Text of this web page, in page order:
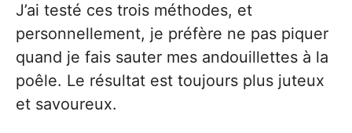
J’ai testé ces trois méthodes, et
personnellement, je préfère ne pas piquer
quand je fais sauter mes andouillettes à la
poêle. Le résultat est toujours plus juteux
et savoureux.